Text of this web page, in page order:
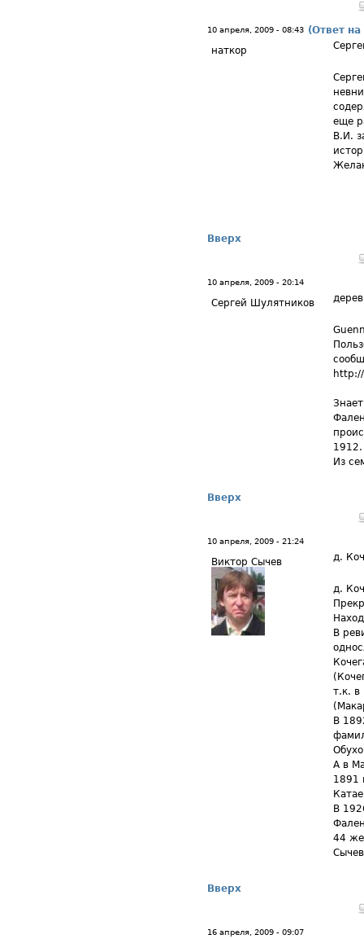
10 апреля, 2009 - 08:43 (Ответ
наткор
еще
В.И.
Вверх
10 апреля, 2009 - 20:14
Сергей Шулятников
1912.
Из
Вверх
10 апреля, 2009 - 21:24
Виктор Сычев д.
д.
В
т.к. в
В
А в
1891
В
44
Вверх
16 апреля, 2009 - 09:07